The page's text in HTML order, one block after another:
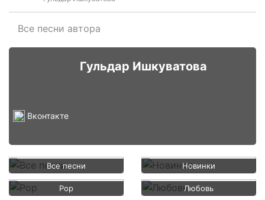
Все песни автора
Гульдар Ишкуватова
Вконтакте
Все песни Новинки
Pop Любовь